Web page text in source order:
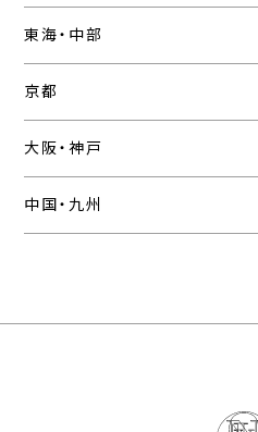
東海・中部
京都
大阪・神戸
中国・九州